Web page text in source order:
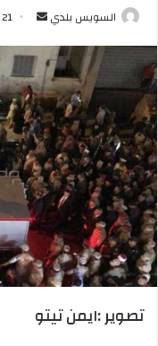
السويس بلدي
أرسل
إلكترونيا
21 أكتوبر، 2017
تصوير :ايمن تيتو